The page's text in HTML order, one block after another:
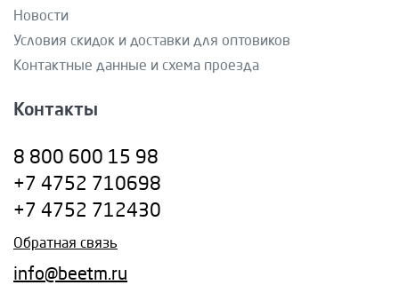
Новости
Условия скидок и доставки для оптовиков
Контактные данные и схема проезда
Контакты
8 800 600 15 98
+7 4752 710698
+7 4752 712430
Обратная связь
info@beetm.ru